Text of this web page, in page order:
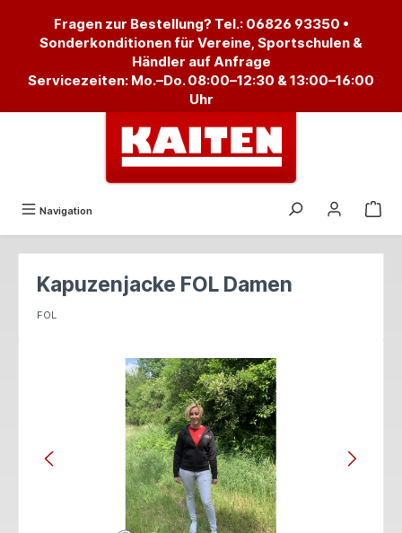
Fragen zur Bestellung? Tel.: 06826 93350 •
Sonderkonditionen für Vereine, Sportschulen &
Händler auf Anfrage
Servicezeiten: Mo.–Do. 08:00–12:30 & 13:00–16:00
Uhr
Navigation
Kapuzenjacke FOL Damen
FOL
Bildergalerie überspringen